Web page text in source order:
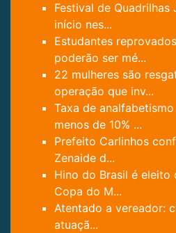
Festival de Quadrilhas
início nes...
Estudantes
poderão ser mé...
22 mulheres são
operação que inv...
Taxa de
menos de 10% ...
Prefeito Carlinhos
Zenaide d...
Hino do Brasil é eleito
Copa do M...
Atentado a vereador:
atuaçã...